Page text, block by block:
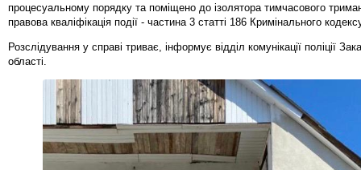
процесуальному порядку та поміщено до ізолятора тимчасового
правова кваліфікація події - частина 3 статті 186 Кримінального
Розслідування у справі триває, інформує відділ комунікації поліції
області.